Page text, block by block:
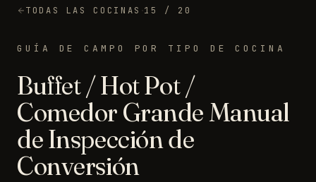
TODAS LAS COCINAS ·15 / 20
GUÍA DE CAMPO POR TIPO DE COCINA
Buffet / Hot Pot /
Comedor Grande Manual
de Inspección de
Conversión